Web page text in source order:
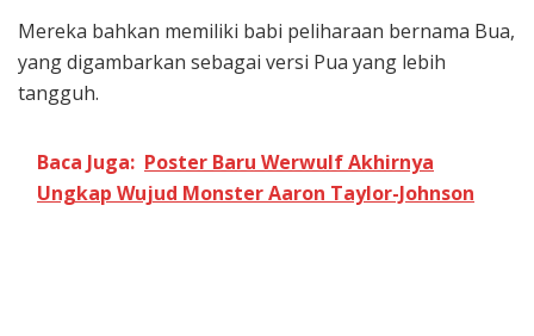
Mereka bahkan memiliki babi peliharaan bernama Bua,
yang digambarkan sebagai versi Pua yang lebih
tangguh.
Baca Juga: Poster Baru Werwulf Akhirnya
Ungkap Wujud Monster Aaron Taylor-Johnson